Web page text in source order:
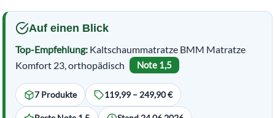
Auf einen Blick
Top-Empfehlung: Kaltschaummatratze BMM Matratze
Komfort 23, orthopädisch
Note 1,5
7 Produkte 119,99 – 249,90 €